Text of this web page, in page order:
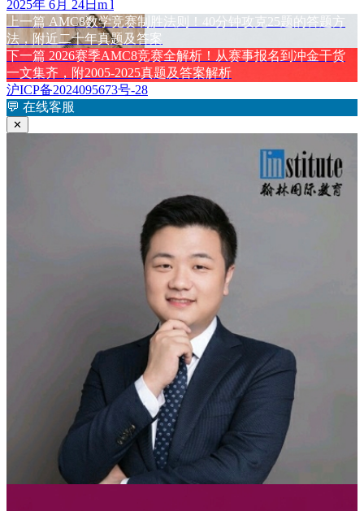
发
布
于
2025年 6月 24日 作
者
m l
文
章
导
航
上一篇 上
篇
文
章：
AMC8数学竞赛制胜法则！40分钟攻克25题的答题方
法，附近二十年真题及答案
下一篇 下
篇
文
章：
2026赛季AMC8竞赛全解析！从赛事报名到冲金干货
一文集齐，附2005-2025真题及答案解析
沪ICP备2024095673号-28
💬 在线客服
✕